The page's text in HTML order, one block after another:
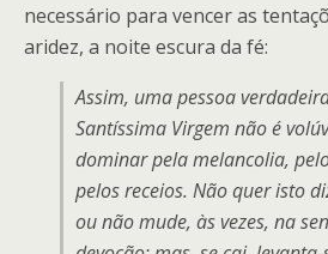
necessário para vencer as
aridez, a noite escura da fé:
Assim, uma pessoa
Santíssima Virgem não é
dominar pela melancolia,
pelos receios. Não quer isto
ou não mude, às vezes, na